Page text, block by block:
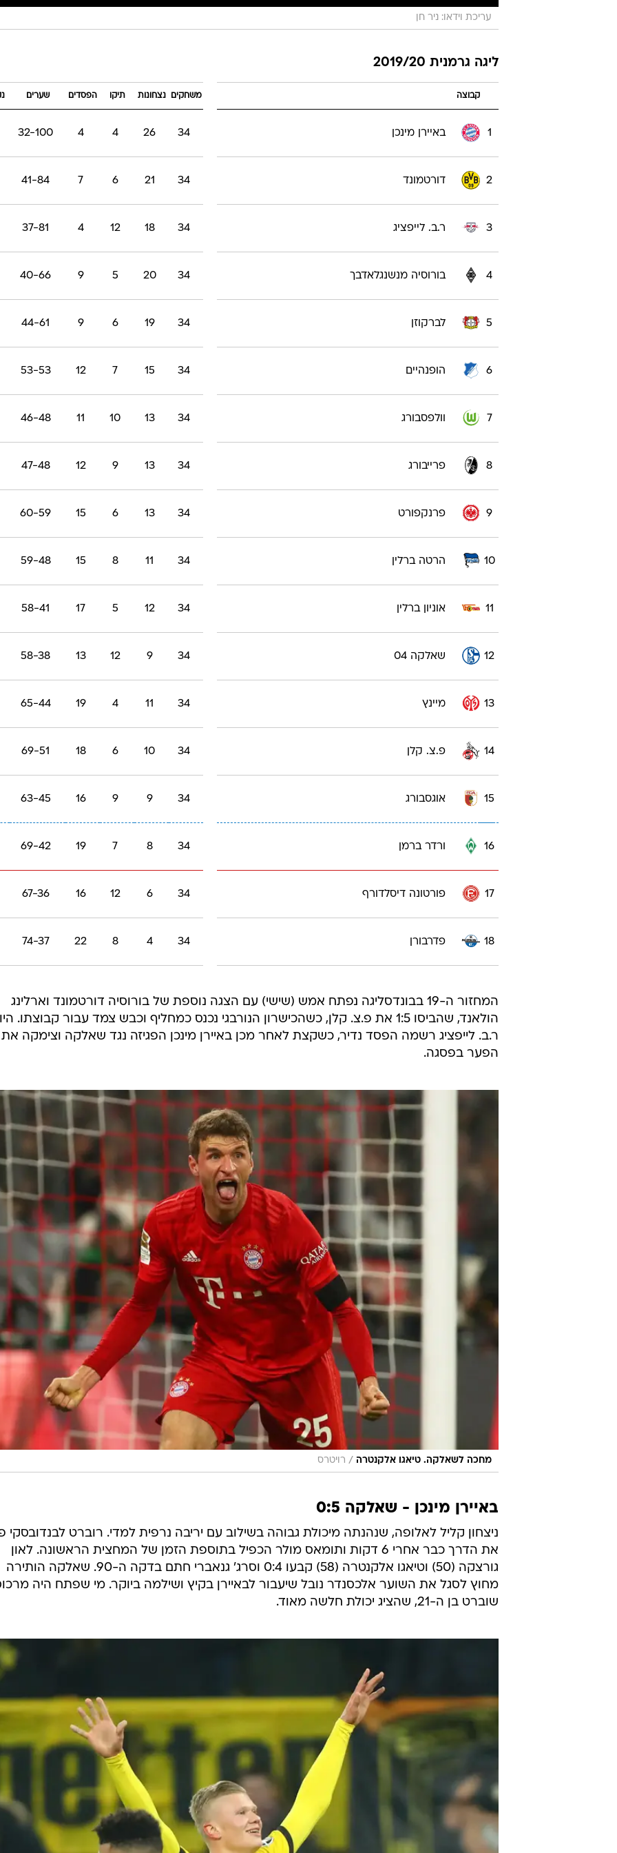
עריכת וידאו: ניר חן
ליגה גרמנית 2019/20
קבוצה משחקים נצחונות תיקו הפסדים שערים
1 באיירן מינכן 34
26
4
4
32-100
2 דורטמונד 34
21
6
7
41-84
3 ר.ב. לייפציג 34
18
12
4
37-81
4 בורוסיה מנשנגלאדבך 34
20
5
9
40-66
5 לברקוזן 34
19
6
9
44-61
6 הופנהיים 34
15
7
12
53-53
7 וולפסבורג 34
13
10
11
46-48
8 פרייבורג 34
13
9
12
47-48
9 פרנקפורט 34
13
6
15
60-59
10 הרטה ברלין 34
11
8
15
59-48
11 אוניון ברלין 34
12
5
17
58-41
12 שאלקה 04 34
9
12
13
58-38
13 מיינץ 34
11
4
19
65-44
14 פ.צ. קלן 34
10
6
18
69-51
15 אוגסבורג 34
9
9
16
63-45
16 ורדר ברמן 34
8
7
19
69-42
17 פורטונה דיסלדורף 34
6
12
16
67-36
18 פדרבורן 34
4
8
22
74-37
המחזור ה-19 בבונדסליגה נפתח אמש (שישי) עם הצגה נוספת של בורוסיה דורטמונד וארלינג
הולאנד, שהביסו 1:5 את פ.צ. קלן, כשהכישרון הנורבגי נכנס כמחליף וכבש צמד עבור קבוצתו.
ר.ב. לייפציג רשמה הפסד נדיר, כשקצת לאחר מכן באיירן מינכן הפגיזה נגד שאלקה וצימקה את
הפער בפסגה.
מחכה לשאלקה. טיאגו אלקנטרה / רויטרס
באיירן מינכן - שאלקה 0:5
ניצחון קליל לאלופה, שנהנתה מיכולת גבוהה בשילוב עם יריבה נרפית למדי. רוברט לבנדובסקי
את הדרך כבר אחרי 6 דקות ותומאס מולר הכפיל בתוספת הזמן של המחצית הראשונה. לאון
גורצקה (50) וטיאגו אלקנטרה (58) קבעו 0:4 וסרג' גנאברי חתם בדקה ה-90. שאלקה הותירה
מחוץ לסגל את השוער אלכסנדר נובל שיעבור לבאיירן בקיץ ושילמה ביוקר. מי שפתח היה
שוברט בן ה-21, שהציג יכולת חלשה מאוד.